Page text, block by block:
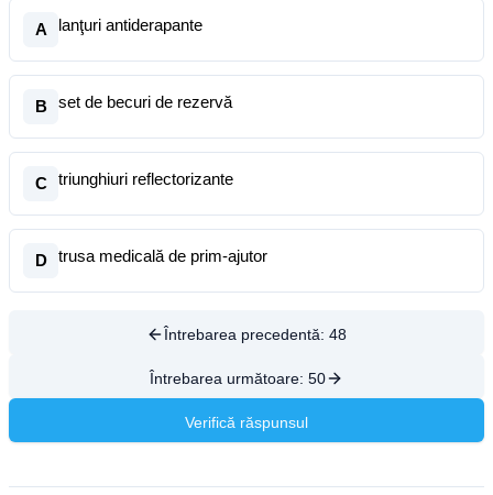
A lanţuri antiderapante
B set de becuri de rezervă
C triunghiuri reflectorizante
D trusa medicală de prim-ajutor
Întrebarea precedentă: 48
Întrebarea următoare: 50
Verifică răspunsul